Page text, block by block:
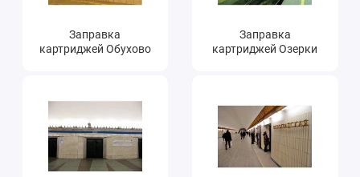
Заправка
картриджей Обухово
Заправка
картриджей Озерки